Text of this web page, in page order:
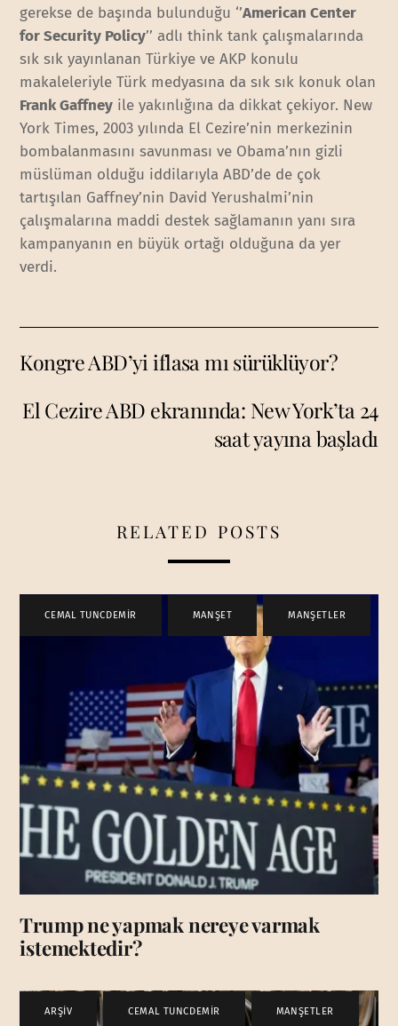
gerekse de başında bulunduğu ‘’American Center
for Security Policy’’ adlı think tank çalışmalarında
sık sık yayınlanan Türkiye ve AKP konulu
makaleleriyle Türk medyasına da sık sık konuk olan
Frank Gaffney ile yakınlığına da dikkat çekiyor. New
York Times, 2003 yılında El Cezire’nin merkezinin
bombalanmasını savunması ve Obama’nın gizli
müslüman olduğu iddilarıyla ABD’de de çok
tartışılan Gaffney’nin David Yerushalmi’nin
çalışmalarına maddi destek sağlamanın yanı sıra
kampanyanın en büyük ortağı olduğuna da yer
verdi.
Kongre ABD’yi iflasa mı sürüklüyor?
El Cezire ABD ekranında: New York’ta 24
saat yayına başladı
RELATED POSTS
CEMAL TUNCDEMİR MANŞET , MANŞETLER
Trump ne yapmak nereye varmak
istemektedir?
ARŞİV CEMAL TUNCDEMİR , MANŞETLER